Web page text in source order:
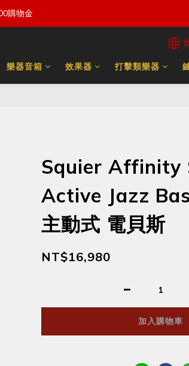
購物金
樂器音箱 效果器 打擊類樂器
Squier Affinity
Active Jazz
主動式 電貝斯
NT$16,980
加入購物車